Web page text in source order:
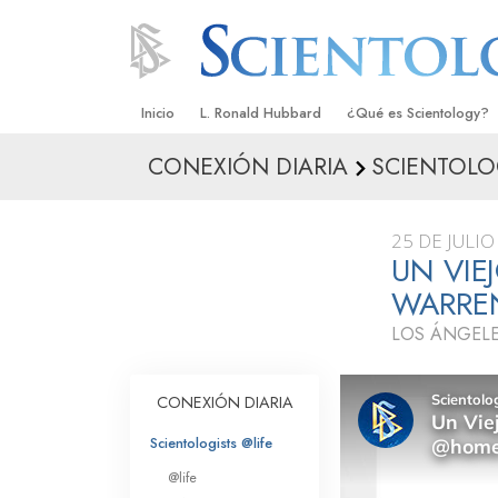
Inicio L. Ronald Hubbard ¿Qué es Scientology?
Creencias y Prácticas
Qué dicen los
Scientology
Conoce a un
Los Principios
Una Introducción a
CONEXIÓN DIARIA
25 DE
UN
LOS
CONEXIÓN DIARIA
Scientologists @life
@life